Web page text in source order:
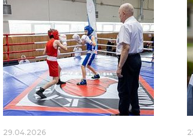
29.04.2026